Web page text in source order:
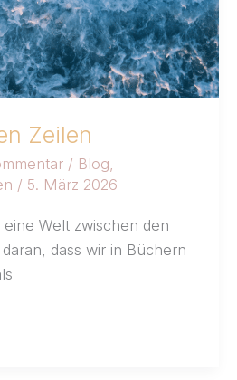
Zeilen
/ Blog,
/ 5. März 2026
Welt zwischen den
dass wir in Büchern